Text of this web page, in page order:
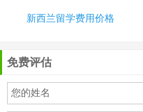
新西兰留学费用价格
免费评估